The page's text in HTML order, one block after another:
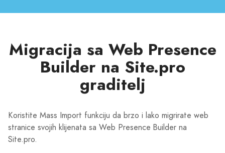
Migracija sa Web Presence
Builder na Site.pro
graditelj
Koristite Mass Import funkciju da brzo i lako migrirate web
stranice svojih klijenata sa Web Presence Builder na
Site.pro.